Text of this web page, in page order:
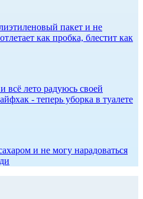
пакет и не
как пробка, блестит как
всё лето радуюсь своей
- теперь уборка в туалете
и не могу нарадоваться